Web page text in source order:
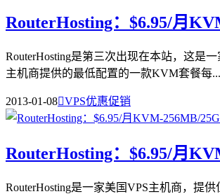
RouterHosting：$6.95/月
RouterHosting是第三次出现在本站，这是
主机商提供的最低配置的一款KVM套餐每...
2013-01-08VPS优惠促销
RouterHosting：$6.95/月
RouterHosting是一家美国VPS主机商，提